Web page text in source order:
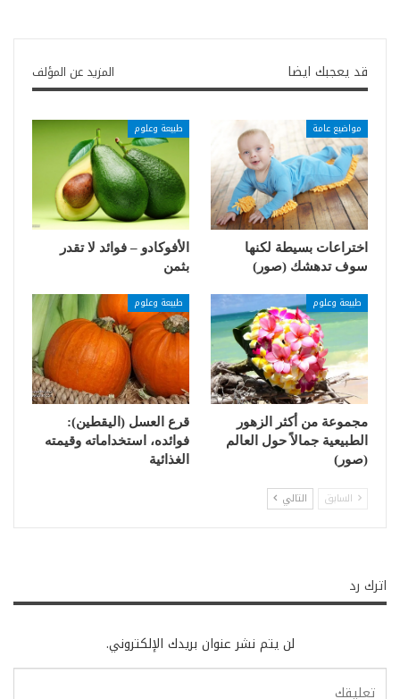
قد يعجبك ايضا المزيد عن المؤلف
مواضيع عامة
اختراعات بسيطة لكنها
سوف تدهشك (صور)
طبيعة وعلوم
الأفوكادو – فوائد لا تقدر
بثمن
طبيعة وعلوم
مجموعة من أكثر الزهور
الطبيعية جمالاً حول العالم
(صور)
طبيعة وعلوم
قرع العسل (اليقطين):
فوائده، استخداماته وقيمته
الغذائية
السابق التالي
اترك رد
لن يتم نشر عنوان بريدك الإلكتروني.